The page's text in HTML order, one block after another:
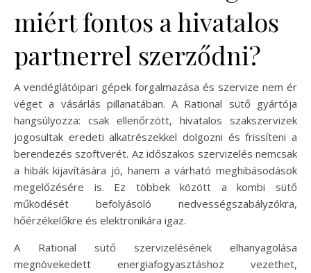
miért fontos a hivatalos
partnerrel szerződni?
A vendéglátóipari gépek forgalmazása és szervize nem ér
véget a vásárlás pillanatában. A Rational sütő gyártója
hangsúlyozza: csak ellenőrzött, hivatalos szakszervizek
jogosultak eredeti alkatrészekkel dolgozni és frissíteni a
berendezés szoftverét. Az időszakos szervizelés nemcsak
a hibák kijavítására jó, hanem a várható meghibásodások
megelőzésére is. Ez többek között a kombi sütő
működését befolyásoló nedvességszabályzókra,
hőérzékelőkre és elektronikára igaz.
A Rational sütő szervizelésének elhanyagolása
megnövekedett energiafogyasztáshoz vezethet,